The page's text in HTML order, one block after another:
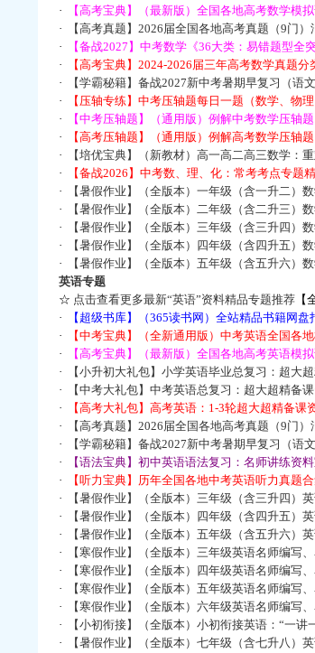
·
【高考宝典】（最新版）全国各地高考数学模
·
【高考真题】2026届全国各地高考真题（9门）
·
【备战2027】中考数学《36大类：易错题型全
·
【高考宝典】2024-2026届三年高考数学真题分
·
【学霸秘籍】备战2027新中考暑期早复习（语
·
【压轴专练】中考压轴题每日一题（数学、物
·
【中考压轴题】（通用版）例解中考数学压轴
·
【高考压轴题】（通用版）例解高考数学压轴
·
【培优宝典】（新教材）高一高二高三数学：
·
【备战2026】中考数、理、化：常考考点专题
·
【暑假作业】（全版本）一年级（含一升二）
·
【暑假作业】（全版本）二年级（含二升三）
·
【暑假作业】（全版本）三年级（含三升四）
·
【暑假作业】（全版本）四年级（含四升五）
·
【暑假作业】（全版本）五年级（含五升六）
英语专题
☆ 点击查看更多最新“英语”资料精品专题推荐【
·
【超级书库】（365读书网）全站精品书籍网
·
【中考宝典】（全新通用版）中考英语全国各
·
【高考宝典】（最新版）全国各地高考英语模
·
【小升初大礼包】小学英语毕业总复习：超大
·
【中考大礼包】中考英语总复习：超大超精备
·
【高考大礼包】高考英语：1-3轮超大超精备课
·
【高考真题】2026届全国各地高考真题（9门）
·
【学霸秘籍】备战2027新中考暑期早复习（语
·
【语法宝典】初中英语语法复习：名师讲练资
·
【听力宝典】历年全国各地中考英语听力真题
·
【暑假作业】（全版本）三年级（含三升四）
·
【暑假作业】（全版本）四年级（含四升五）
·
【暑假作业】（全版本）五年级（含五升六）
·
【寒假作业】（全版本）三年级英语名师编写
·
【寒假作业】（全版本）四年级英语名师编写
·
【寒假作业】（全版本）五年级英语名师编写
·
【寒假作业】（全版本）六年级英语名师编写
·
【小初衔接】（全版本）小初衔接英语：“一讲
·
【暑假作业】（全版本）七年级（含七升八）